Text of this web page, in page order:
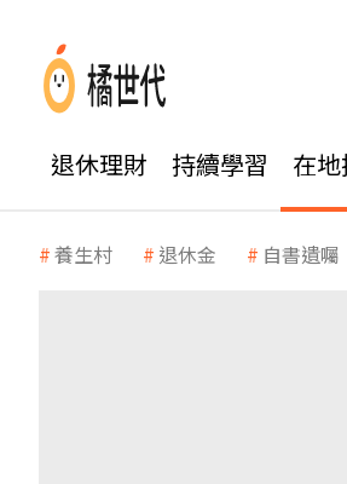
退休理財 持續學習 在
養生村 退休金 自書遺囑